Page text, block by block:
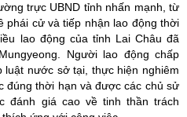
trực UBND tỉnh nhấn mạnh, từ
phái cử và tiếp nhận lao động thời
lao động của tỉnh Lai Châu đã
Người lao động chấp
luật nước sở tại, thực hiện nghiêm
đúng thời hạn và được các chủ sử
đánh giá cao về tinh thần trách